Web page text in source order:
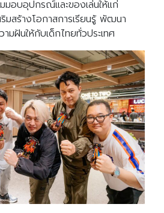
อบอุปกรณ์และของเล่นให้แก่
ริมสร้างโอกาสการเรียนรู้ พัฒนา
มฝันให้กับเด็กไทยทั่วประเทศ